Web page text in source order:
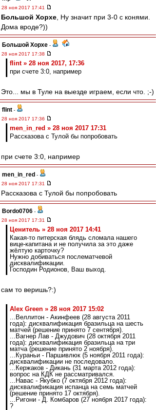
28 ноя 2017 17:41
Большой Хорхе , Ну значит при 3-0 с конями.
Дома вроде?))
Большой Хорхе -
28 ноя 2017 17:38
flint » 28 ноя 2017, 17:36
при счете 3:0, например
Это... мы в Туле на выезде играем, если что. ;-)
flint -
28 ноя 2017 17:36
men_in_red » 28 ноя 2017 17:31
Рассказова с Тулой бы попробовать
при счете 3:0, например
men_in_red -
28 ноя 2017 17:31
Рассказова с Тулой бы попробовать
Bordo0706 -
28 ноя 2017 17:31
Ценитель » 28 ноя 2017 14:41
Какая-то питерская блядь сломала нашего
вице-капитана и не получила за это даже
жёлтую карточку?
Нужно добиваться послематчевой
дисквалификации.
Господин Родионов, Ваш выход.
сам то веришь?:)
Alex Green » 28 ноя 2017 15:02
...Веллитон - Акинфеев (28 августа 2011
года): дисквалификация бразильца на шесть
матчей (решение принято 7 сентября).
...Вагнер Лав - Джудович (28 октября 2011
года): дисквалификация бразильца на три
матча (решение принято 2 ноября).
...Кураньи - Паршивлюк (5 ноября 2011 года):
дисквалификации не последовало.
...Кержаков - Дикань (31 марта 2012 года):
вопрос на КДК не рассматривался.
...Навас - Якубко (7 октября 2012 года):
дисквалификация испанца на семь матчей
(решение принято 17 октября).
...Ригони - Д. Комбаров (27 ноября 2017 года):
?